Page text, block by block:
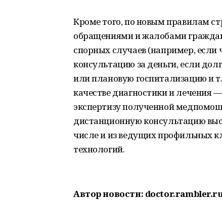
Кроме того, по новым правилам
обращениями и жалобами
спорных случаев (например, если
консультацию за деньги, если
или плановую госпитализацию и
качестве диагностики и лечения
экспертизу полученной
дистанционную консультацию
числе и из ведущих профильных
технологий.
Автор новости: